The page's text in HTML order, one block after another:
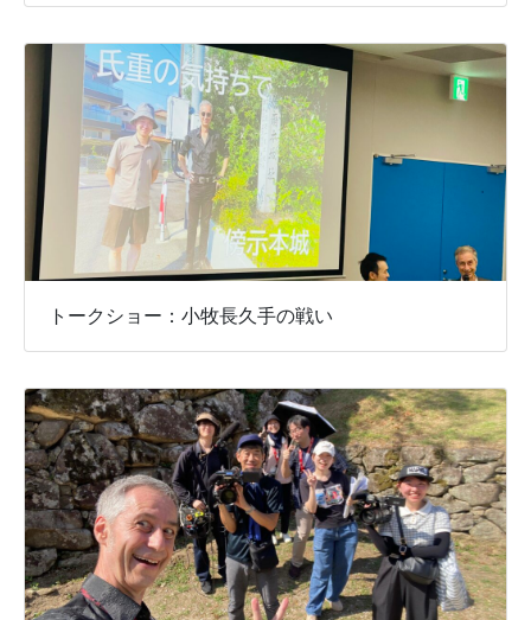
トークショー：小牧長久手の戦い